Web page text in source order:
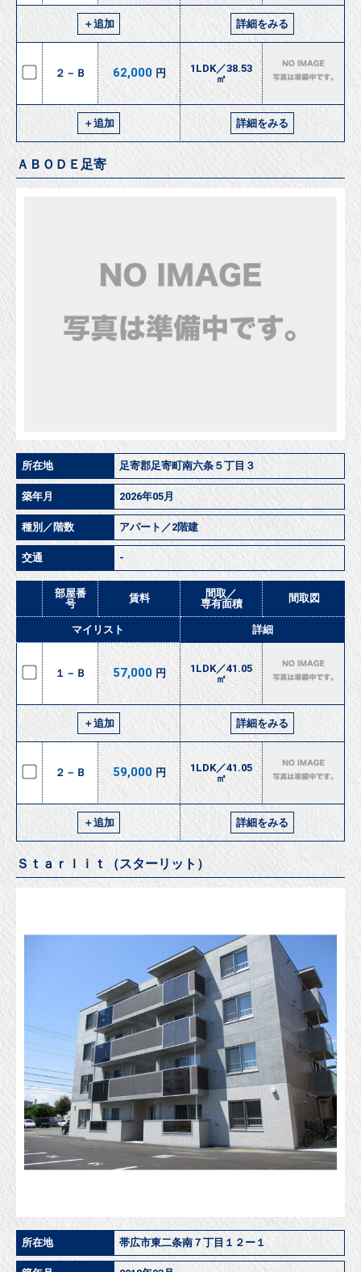
＋追加 詳細をみる
２－Ｂ 62,000 円
1LDK／38.53
㎡
＋追加 詳細をみる
ＡＢＯＤＥ足寄
所在地 足寄郡足寄町南六条５丁目３
築年月 2026年05月
種別／階数 アパート／2階建
交通 -
部屋番
号
賃料
間取／
専有面積
間取図
マイリスト 詳細
１－Ｂ 57,000 円
1LDK／41.05
㎡
＋追加 詳細をみる
２－Ｂ 59,000 円
1LDK／41.05
㎡
＋追加 詳細をみる
Ｓｔａｒｌｉｔ（スターリット）
所在地 帯広市東二条南７丁目１２ー１